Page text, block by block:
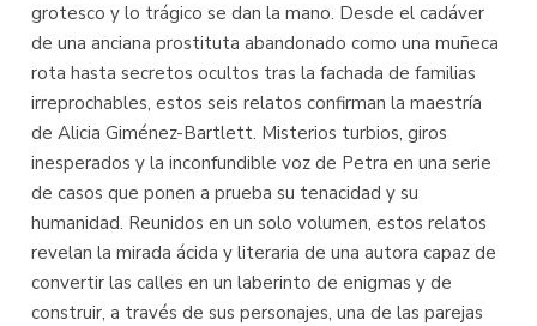
grotesco y lo trágico se dan la mano. Desde el cadáver
de una anciana prostituta abandonado como una muñeca
rota hasta secretos ocultos tras la fachada de familias
irreprochables, estos seis relatos confirman la maestría
de Alicia Giménez-Bartlett. Misterios turbios, giros
inesperados y la inconfundible voz de Petra en una serie
de casos que ponen a prueba su tenacidad y su
humanidad. Reunidos en un solo volumen, estos relatos
revelan la mirada ácida y literaria de una autora capaz de
convertir las calles en un laberinto de enigmas y de
construir, a través de sus personajes, una de las parejas